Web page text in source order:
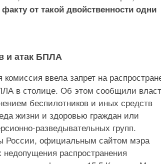
от такой двойственности одни
и атак БПЛА
комиссия ввела запрет на
в столице. Об этом сообщили
беспилотников и иных средств
жизни и здоровью граждан или
разведывательных групп.
России, официальным сайтом мэра
распространения